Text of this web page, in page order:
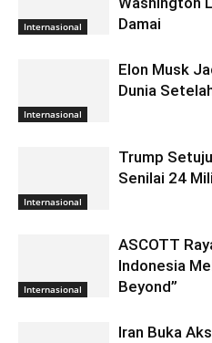
Internasional
Damai
Internasional
Elon Musk
Dunia
Internasional
Trump
Senilai 24
Internasional
ASCOTT
Indonesia
Beyond”
Iran Buka